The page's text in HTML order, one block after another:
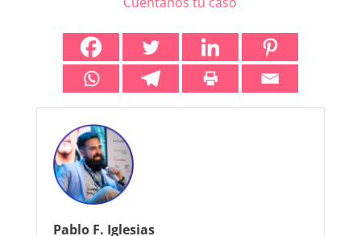
Pablo F. Iglesias